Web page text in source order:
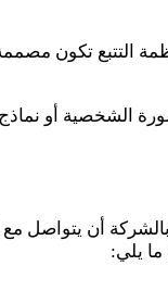
التتبع
الشخصية أو
يتواصل مع
يلي: